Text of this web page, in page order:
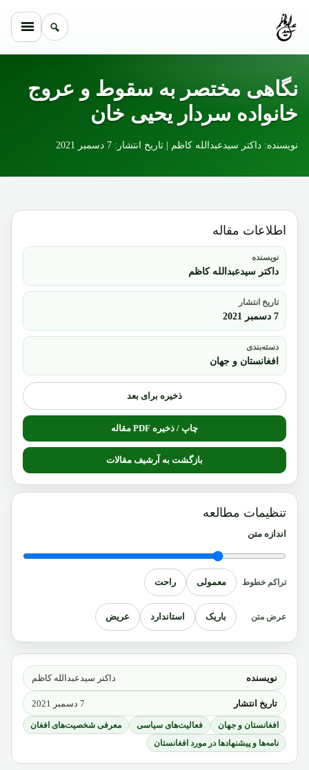
نگاهی مختصر به سقوط و عروج
خانواده سردار یحیی خان
نویسنده: داکتر سیدعبدالله کاظم | تاریخ انتشار: 7 دسمبر 2021
نویسنده داکتر سیدعبدالله کاظم
تاریخ انتشار 7 دسمبر 2021
افغانستان و جهان فعالیت‌های سیاسی
معرفی شخصیت‌های افغان
نامه‌ها و پیشنهادها در مورد افغانستان
اطلاعات مقاله
نویسنده
داکتر سیدعبدالله کاظم
تاریخ انتشار
7 دسمبر 2021
دسته‌بندی
افغانستان و جهان
ذخیره برای بعد
چاپ / ذخیره PDF مقاله
بازگشت به آرشیف مقالات
تنظیمات مطالعه
اندازه متن
تراکم خطوط معمولی راحت
عرض متن باریک استاندارد عریض